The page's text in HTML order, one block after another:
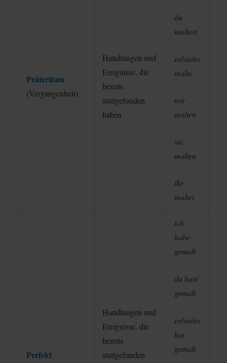
Präteritum
(Vergangenheit)
Handlungen und
Ereignisse, die
bereits
stattgefunden
haben
du
maltest
er/sie/es
malte
wir
malten
sie
malten
ihr
maltet
Perfekt
Handlungen und
Ereignisse, die
bereits
stattgefunden
ich
habe
gemalt
du hast
gemalt
er/sie/es
hat
gemalt